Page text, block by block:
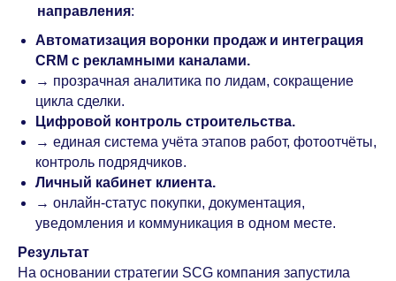
направления:
Автоматизация воронки продаж и интеграция
CRM с рекламными каналами.
→ прозрачная аналитика по лидам, сокращение
цикла сделки.
Цифровой контроль строительства.
→ единая система учёта этапов работ, фотоотчёты,
контроль подрядчиков.
Личный кабинет клиента.
→ онлайн-статус покупки, документация,
уведомления и коммуникация в одном месте.
Результат
На основании стратегии SCG компания запустила